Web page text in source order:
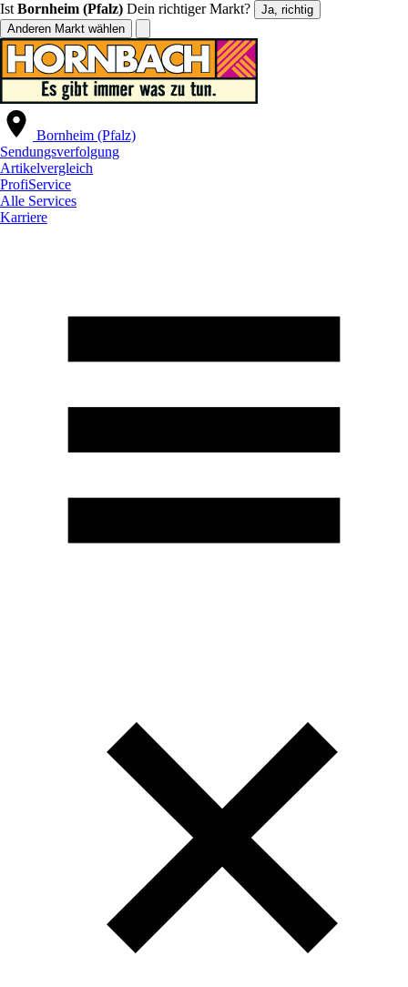
Ist Bornheim (Pfalz) Dein richtiger Markt?
Ja, richtig
Anderen Markt wählen
Bornheim (Pfalz)
Sendungsverfolgung
Artikelvergleich
ProfiService
Alle Services
Karriere